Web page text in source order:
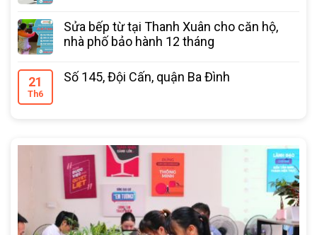
Sửa bếp từ tại Thanh Xuân cho căn hộ,
nhà phố bảo hành 12 tháng
21
Th6
Số 145, Đội Cấn, quận Ba Đình